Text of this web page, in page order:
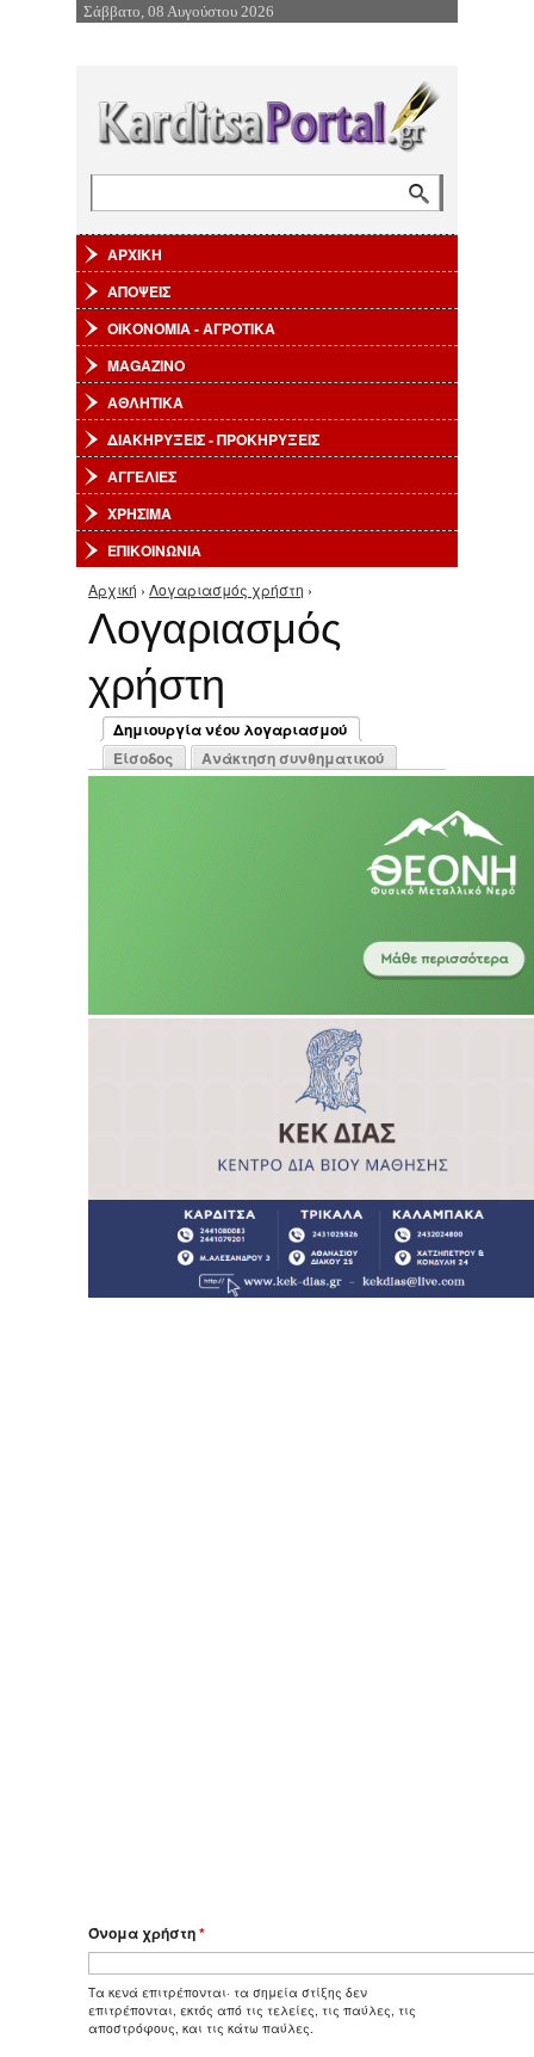
Επιστροφή στην Πλοήγηση
Σάββατο, 08 Αυγούστου 2026
ΑΡΧΙΚΗ
ΑΠΟΨΕΙΣ
ΟΙΚΟΝΟΜΙΑ - ΑΓΡΟΤΙΚΑ
MAGAZINO
ΑΘΛΗΤΙΚΑ
ΔΙΑΚΗΡΥΞΕΙΣ - ΠΡΟΚΗΡΥΞΕΙΣ
ΑΓΓΕΛΙΕΣ
ΧΡΗΣΙΜΑ
ΕΠΙΚΟΙΝΩΝΙΑ
Είστε εδώ
Αρχική › Λογαριασμός χρήστη ›
Λογαριασμός
χρήστη
Πρωτεύουσες καρτέλες
Δημιουργία νέου λογαριασμού
(ενεργή καρτέλα)
Είσοδος Ανάκτηση συνθηματικού
Όνομα χρήστη*
Τα κενά επιτρέπονται· τα σημεία στίξης δεν
επιτρέπονται, εκτός από τις τελείες, τις παύλες, τις
αποστρόφους, και τις κάτω παύλες.